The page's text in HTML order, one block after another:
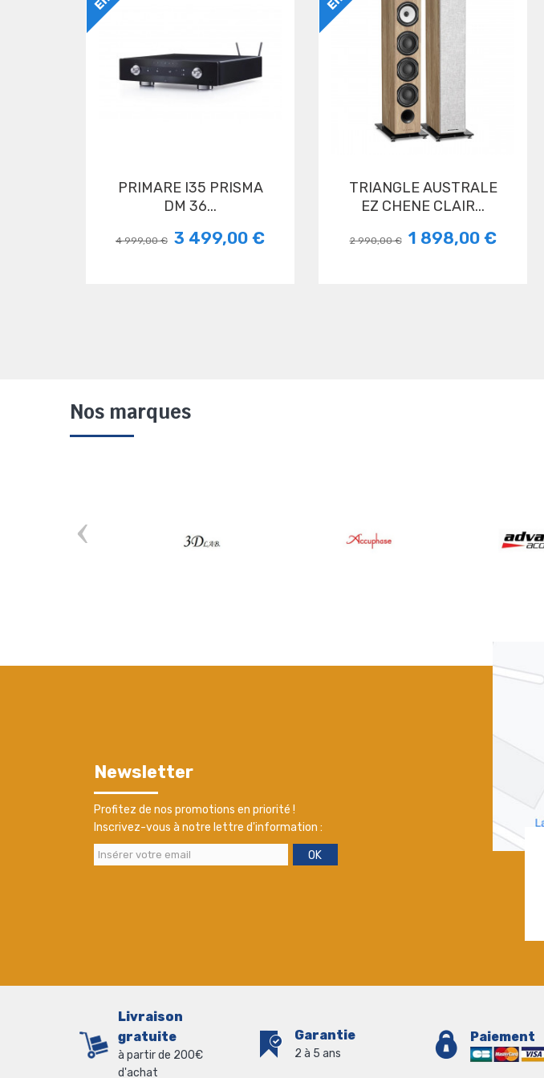
PRIMARE I35 PRISMA
DM 36...
4 999,00 € 3 499,00 €
TRIANGLE AUSTRALE
EZ CHENE CLAIR...
2 990,00 € 1 898,00 €
Nos marques
Newsletter
Profitez de nos promotions en priorité !
Inscrivez-vous à notre lettre d'information :
OK
Livraison
gratuite
à partir de 200€
d'achat
Garantie
2 à 5 ans
Paiement